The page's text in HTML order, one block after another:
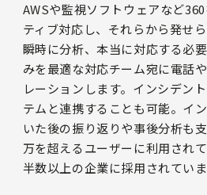
AWSや監視ソフトウェアなど
ティブ対応し、それらから発せ
瞬時に分析、本当に対応する必
みを最適な対応チーム宛に電話
レーションします。インシデン
テムと連携することも可能。イ
いた後の振り返りや事後分析も
万を超えるユーザーに利用され
半数以上の企業に採用されていま